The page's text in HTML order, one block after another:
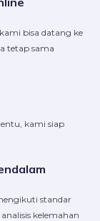
bisa datang ke
tetap sama
kami siap
standar
kelemahan